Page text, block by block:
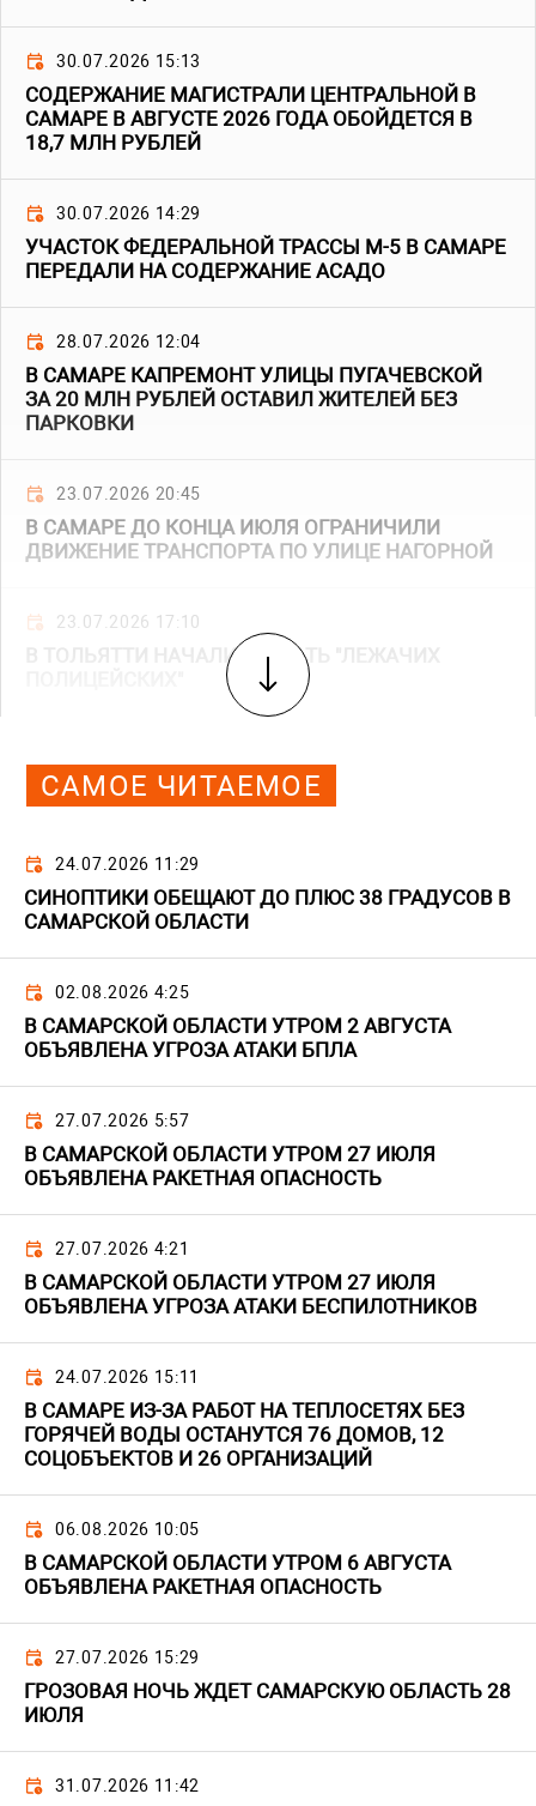
30.07.2026 15:13
СОДЕРЖАНИЕ МАГИСТРАЛИ ЦЕНТРАЛЬНОЙ В
САМАРЕ В АВГУСТЕ 2026 ГОДА ОБОЙДЕТСЯ В
18,7 МЛН РУБЛЕЙ
30.07.2026 14:29
УЧАСТОК ФЕДЕРАЛЬНОЙ ТРАССЫ М-5 В САМАРЕ
ПЕРЕДАЛИ НА СОДЕРЖАНИЕ АСАДО
28.07.2026 12:04
В САМАРЕ КАПРЕМОНТ УЛИЦЫ ПУГАЧЕВСКОЙ
ЗА 20 МЛН РУБЛЕЙ ОСТАВИЛ ЖИТЕЛЕЙ БЕЗ
ПАРКОВКИ
23.07.2026 20:45
В САМАРЕ ДО КОНЦА ИЮЛЯ ОГРАНИЧИЛИ
ДВИЖЕНИЕ ТРАНСПОРТА ПО УЛИЦЕ НАГОРНОЙ
23.07.2026 17:10
В ТОЛЬЯТТИ НАЧАЛИ ДВИГАТЬ "ЛЕЖАЧИХ
САМОЕ ЧИТАЕМОЕ
24.07.2026 11:29
СИНОПТИКИ ОБЕЩАЮТ ДО ПЛЮС 38 ГРАДУСОВ В
САМАРСКОЙ ОБЛАСТИ
02.08.2026 4:25
В САМАРСКОЙ ОБЛАСТИ УТРОМ 2 АВГУСТА
ОБЪЯВЛЕНА УГРОЗА АТАКИ БПЛА
27.07.2026 5:57
В САМАРСКОЙ ОБЛАСТИ УТРОМ 27 ИЮЛЯ
ОБЪЯВЛЕНА РАКЕТНАЯ ОПАСНОСТЬ
27.07.2026 4:21
В САМАРСКОЙ ОБЛАСТИ УТРОМ 27 ИЮЛЯ
ОБЪЯВЛЕНА УГРОЗА АТАКИ БЕСПИЛОТНИКОВ
24.07.2026 15:11
В САМАРЕ ИЗ-ЗА РАБОТ НА ТЕПЛОСЕТЯХ БЕЗ
ГОРЯЧЕЙ ВОДЫ ОСТАНУТСЯ 76 ДОМОВ, 12
СОЦОБЪЕКТОВ И 26 ОРГАНИЗАЦИЙ
06.08.2026 10:05
В САМАРСКОЙ ОБЛАСТИ УТРОМ 6 АВГУСТА
ОБЪЯВЛЕНА РАКЕТНАЯ ОПАСНОСТЬ
27.07.2026 15:29
ГРОЗОВАЯ НОЧЬ ЖДЕТ САМАРСКУЮ ОБЛАСТЬ 28
ИЮЛЯ
31.07.2026 11:42